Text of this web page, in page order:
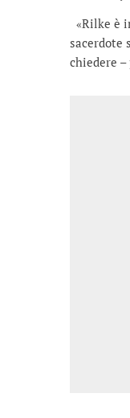
«Rilke è
sacerdote
chiedere –